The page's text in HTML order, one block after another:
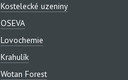
Kostelecké uzeniny
OSEVA
Lovochemie
Krahulík
Wotan Forest